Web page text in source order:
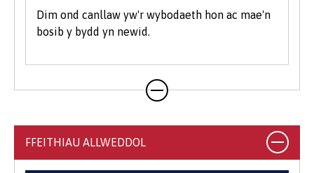
Dim ond canllaw yw'r wybodaeth hon ac mae'n
bosib y bydd yn newid.
FFEITHIAU ALLWEDDOL